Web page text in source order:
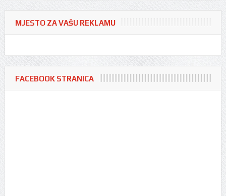
MJESTO ZA VAŠU REKLAMU
FACEBOOK STRANICA